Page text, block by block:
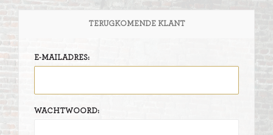
TERUGKOMENDE KLANT
E-MAILADRES:
WACHTWOORD: